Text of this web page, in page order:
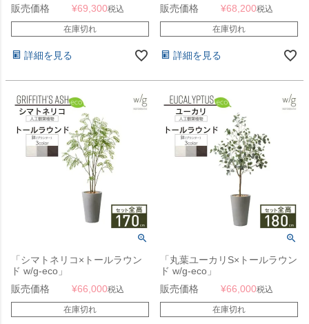
樹木・人工観葉植物] フィカス
販売価格 ¥69,300税込
在庫切れ
詳細を見る
販売価格
¥68,200税込
在庫切れ
詳細を見る
「シマトネリコ×トールラウン
ド w/g-eco」
販売価格
¥66,000税込
在庫切れ
「丸葉ユーカリS×トールラウン
ド w/g-eco」
販売価格
¥66,000税込
在庫切れ